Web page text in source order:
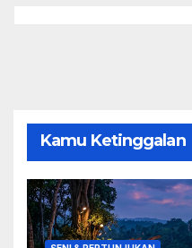
Kamu Ketinggalan